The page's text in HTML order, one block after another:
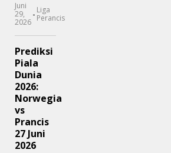
Juni
29,
2026
- Liga
Perancis
Prediksi
Piala
Dunia
2026:
Norwegia
vs
Prancis
27 Juni
2026